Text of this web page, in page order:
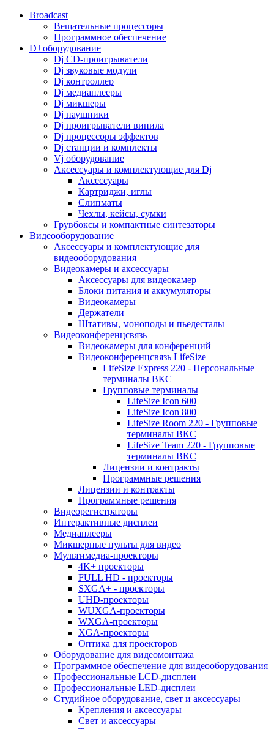
Broadcast
Вещательные процессоры
Программное обеспечение
DJ оборудование
Dj CD-проигрыватели
Dj звуковые модули
Dj контроллер
Dj медиаплееры
Dj микшеры
Dj наушники
Dj проигрыватели винила
Dj процессоры эффектов
Dj станции и комплекты
Vj оборудование
Аксессуары и комплектующие для Dj
Аксессуары
Картриджи, иглы
Слипматы
Чехлы, кейсы, сумки
Грувбоксы и компактные синтезаторы
Видеооборудование
Аксессуары и комплектующие для
видеооборудования
Видеокамеры и аксессуары
Аксессуары для видеокамер
Блоки питания и аккумуляторы
Видеокамеры
Держатели
Штативы, моноподы и пьедесталы
Видеоконференцсвязь
Видеокамеры для конференций
Видеоконференцсвязь LifeSize
LifeSize Express 220 - Персональные
терминалы ВКС
Групповые терминалы
LifeSize Icon 600
LifeSize Icon 800
LifeSize Room 220 - Групповые
терминалы ВКС
LifeSize Team 220 - Групповые
терминалы ВКС
Лицензии и контракты
Программные решения
Лицензии и контракты
Программные решения
Видеорегистраторы
Интерактивные дисплеи
Медиаплееры
Микшерные пульты для видео
Мультимедиа-проекторы
4K+ проекторы
FULL HD - проекторы
SXGA+ - проекторы
UHD-проекторы
WUXGA-проекторы
WXGA-проекторы
XGA-проекторы
Оптика для проекторов
Оборудование для видеомонтажа
Программное обеспечение для видеооборудования
Профессиональные LCD-дисплеи
Профессиональные LED-дисплеи
Студийное оборудование, свет и аксессуары
Крепления и аксессуары
Свет и аксессуары